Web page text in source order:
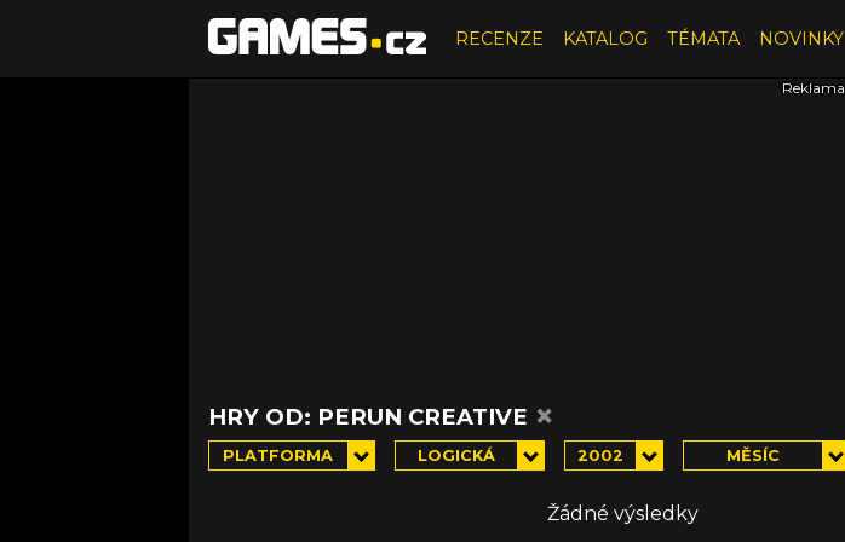
RECENZE KATALOG TÉMATA NOVINKY
HRY OD: PERUN CREATIVE ×
PLATFORMA LOGICKÁ 2002 MĚSÍC
Žádné výsledky